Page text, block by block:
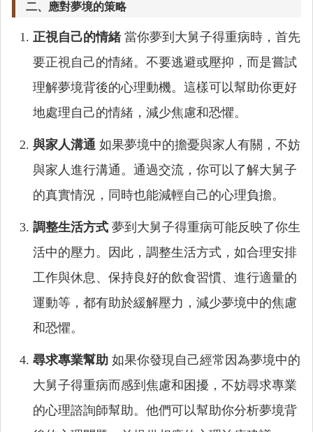
二、應對夢境的策略
正視自己的情緒當你夢到大舅子得重病時，首先
要正視自己的情緒。不要逃避或壓抑，而是嘗試
理解夢境背後的心理動機。這樣可以幫助你更好
地處理自己的情緒，減少焦慮和恐懼。
與家人溝通 如果夢境中的擔憂與家人有關，不妨
與家人進行溝通。通過交流，你可以了解大舅子
的真實情況，同時也能減輕自己的心理負擔。
調整生活方式 夢到大舅子得重病可能反映了你生
活中的壓力。因此，調整生活方式，如合理安排
工作與休息、保持良好的飲食習慣、進行適量的
運動等，都有助於緩解壓力，減少夢境中的焦慮
和恐懼。
尋求專業幫助 如果你發現自己經常因為夢境中的
大舅子得重病而感到焦慮和困擾，不妨尋求專業
的心理諮詢師幫助。他們可以幫助你分析夢境背